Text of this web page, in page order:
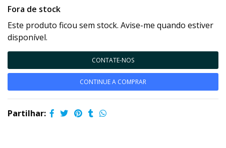
Fora de stock
Este produto ficou sem stock. Avise-me quando estiver
disponível.
CONTATE-NOS
CONTINUE A COMPRAR
Partilhar: